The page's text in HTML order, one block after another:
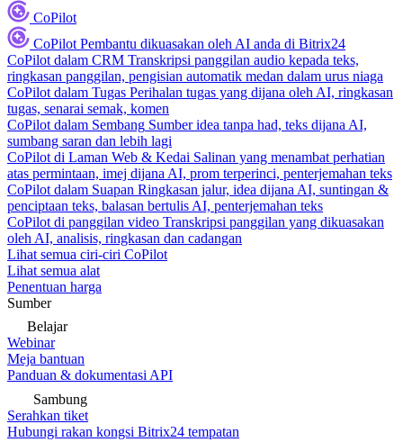
CoPilot
CoPilot Pembantu dikuasakan oleh AI anda di Bitrix24
CoPilot dalam CRM Transkripsi panggilan audio kepada teks,
ringkasan panggilan, pengisian automatik medan dalam urus niaga
CoPilot dalam Tugas Perihalan tugas yang dijana oleh AI, ringkasan
tugas, senarai semak, komen
CoPilot dalam Sembang Sumber idea tanpa had, teks dijana AI,
sumbang saran dan lebih lagi
CoPilot di Laman Web & Kedai Salinan yang menambat perhatian
atas permintaan, imej dijana AI, prom terperinci, penterjemahan teks
CoPilot dalam Suapan Ringkasan jalur, idea dijana AI, suntingan &
penciptaan teks, balasan bertulis AI, penterjemahan teks
CoPilot di panggilan video Transkripsi panggilan yang dikuasakan
oleh AI, analisis, ringkasan dan cadangan
Lihat semua ciri-ciri CoPilot
Lihat semua alat
Penentuan harga
Sumber
Belajar
Webinar
Meja bantuan
Panduan & dokumentasi API
Sambung
Serahkan tiket
Hubungi rakan kongsi Bitrix24 tempatan